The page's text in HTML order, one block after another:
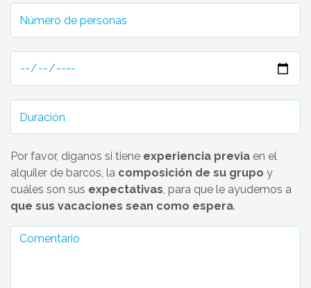
Por favor, díganos si tiene experiencia previa en el
alquiler de barcos, la composición de su grupo y
cuáles son sus expectativas, para que le ayudemos a
que sus vacaciones sean como espera.